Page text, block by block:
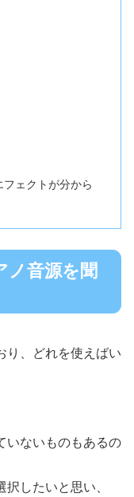
ェクトが分から
ノ音源を聞
り、どれを使えばい
いないものもあるの
したいと思い、